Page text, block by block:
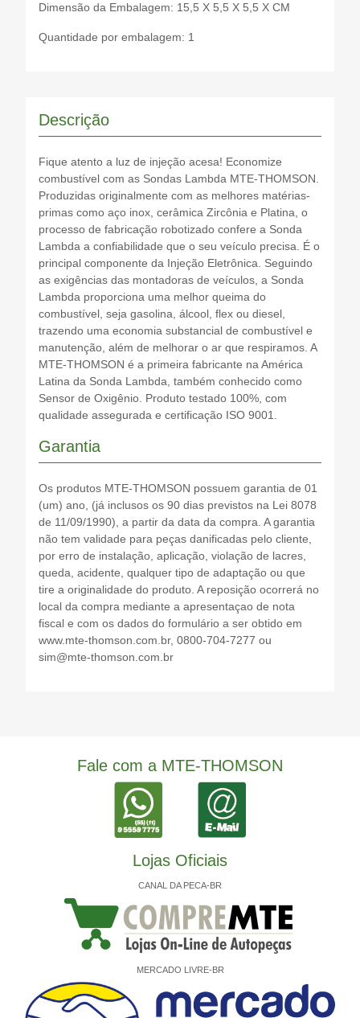
Dimensão da Embalagem: 15,5 X 5,5 X 5,5 X CM
Quantidade por embalagem: 1
Descrição
Fique atento a luz de injeção acesa! Economize
combustível com as Sondas Lambda MTE-THOMSON.
Produzidas originalmente com as melhores matérias-
primas como aço inox, cerâmica Zircônia e Platina, o
processo de fabricação robotizado confere a Sonda
Lambda a confiabilidade que o seu veículo precisa. É o
principal componente da Injeção Eletrônica. Seguindo
as exigências das montadoras de veículos, a Sonda
Lambda proporciona uma melhor queima do
combustível, seja gasolina, álcool, flex ou diesel,
trazendo uma economia substancial de combustível e
manutenção, além de melhorar o ar que respiramos. A
MTE-THOMSON é a primeira fabricante na América
Latina da Sonda Lambda, também conhecido como
Sensor de Oxigênio. Produto testado 100%, com
qualidade assegurada e certificação ISO 9001.
Garantia
Os produtos MTE-THOMSON possuem garantia de 01
(um) ano, (já inclusos os 90 dias previstos na Lei 8078
de 11/09/1990), a partir da data da compra. A garantia
não tem validade para peças danificadas pelo cliente,
por erro de instalação, aplicação, violação de lacres,
queda, acidente, qualquer tipo de adaptação ou que
tire a originalidade do produto. A reposição ocorrerá no
local da compra mediante a apresentaçao de nota
fiscal e com os dados do formulário a ser obtido em
www.mte-thomson.com.br, 0800-704-7277 ou
sim@mte-thomson.com.br
Fale com a MTE-THOMSON
Lojas Oficiais
CANAL DA PECA-BR
MERCADO LIVRE-BR